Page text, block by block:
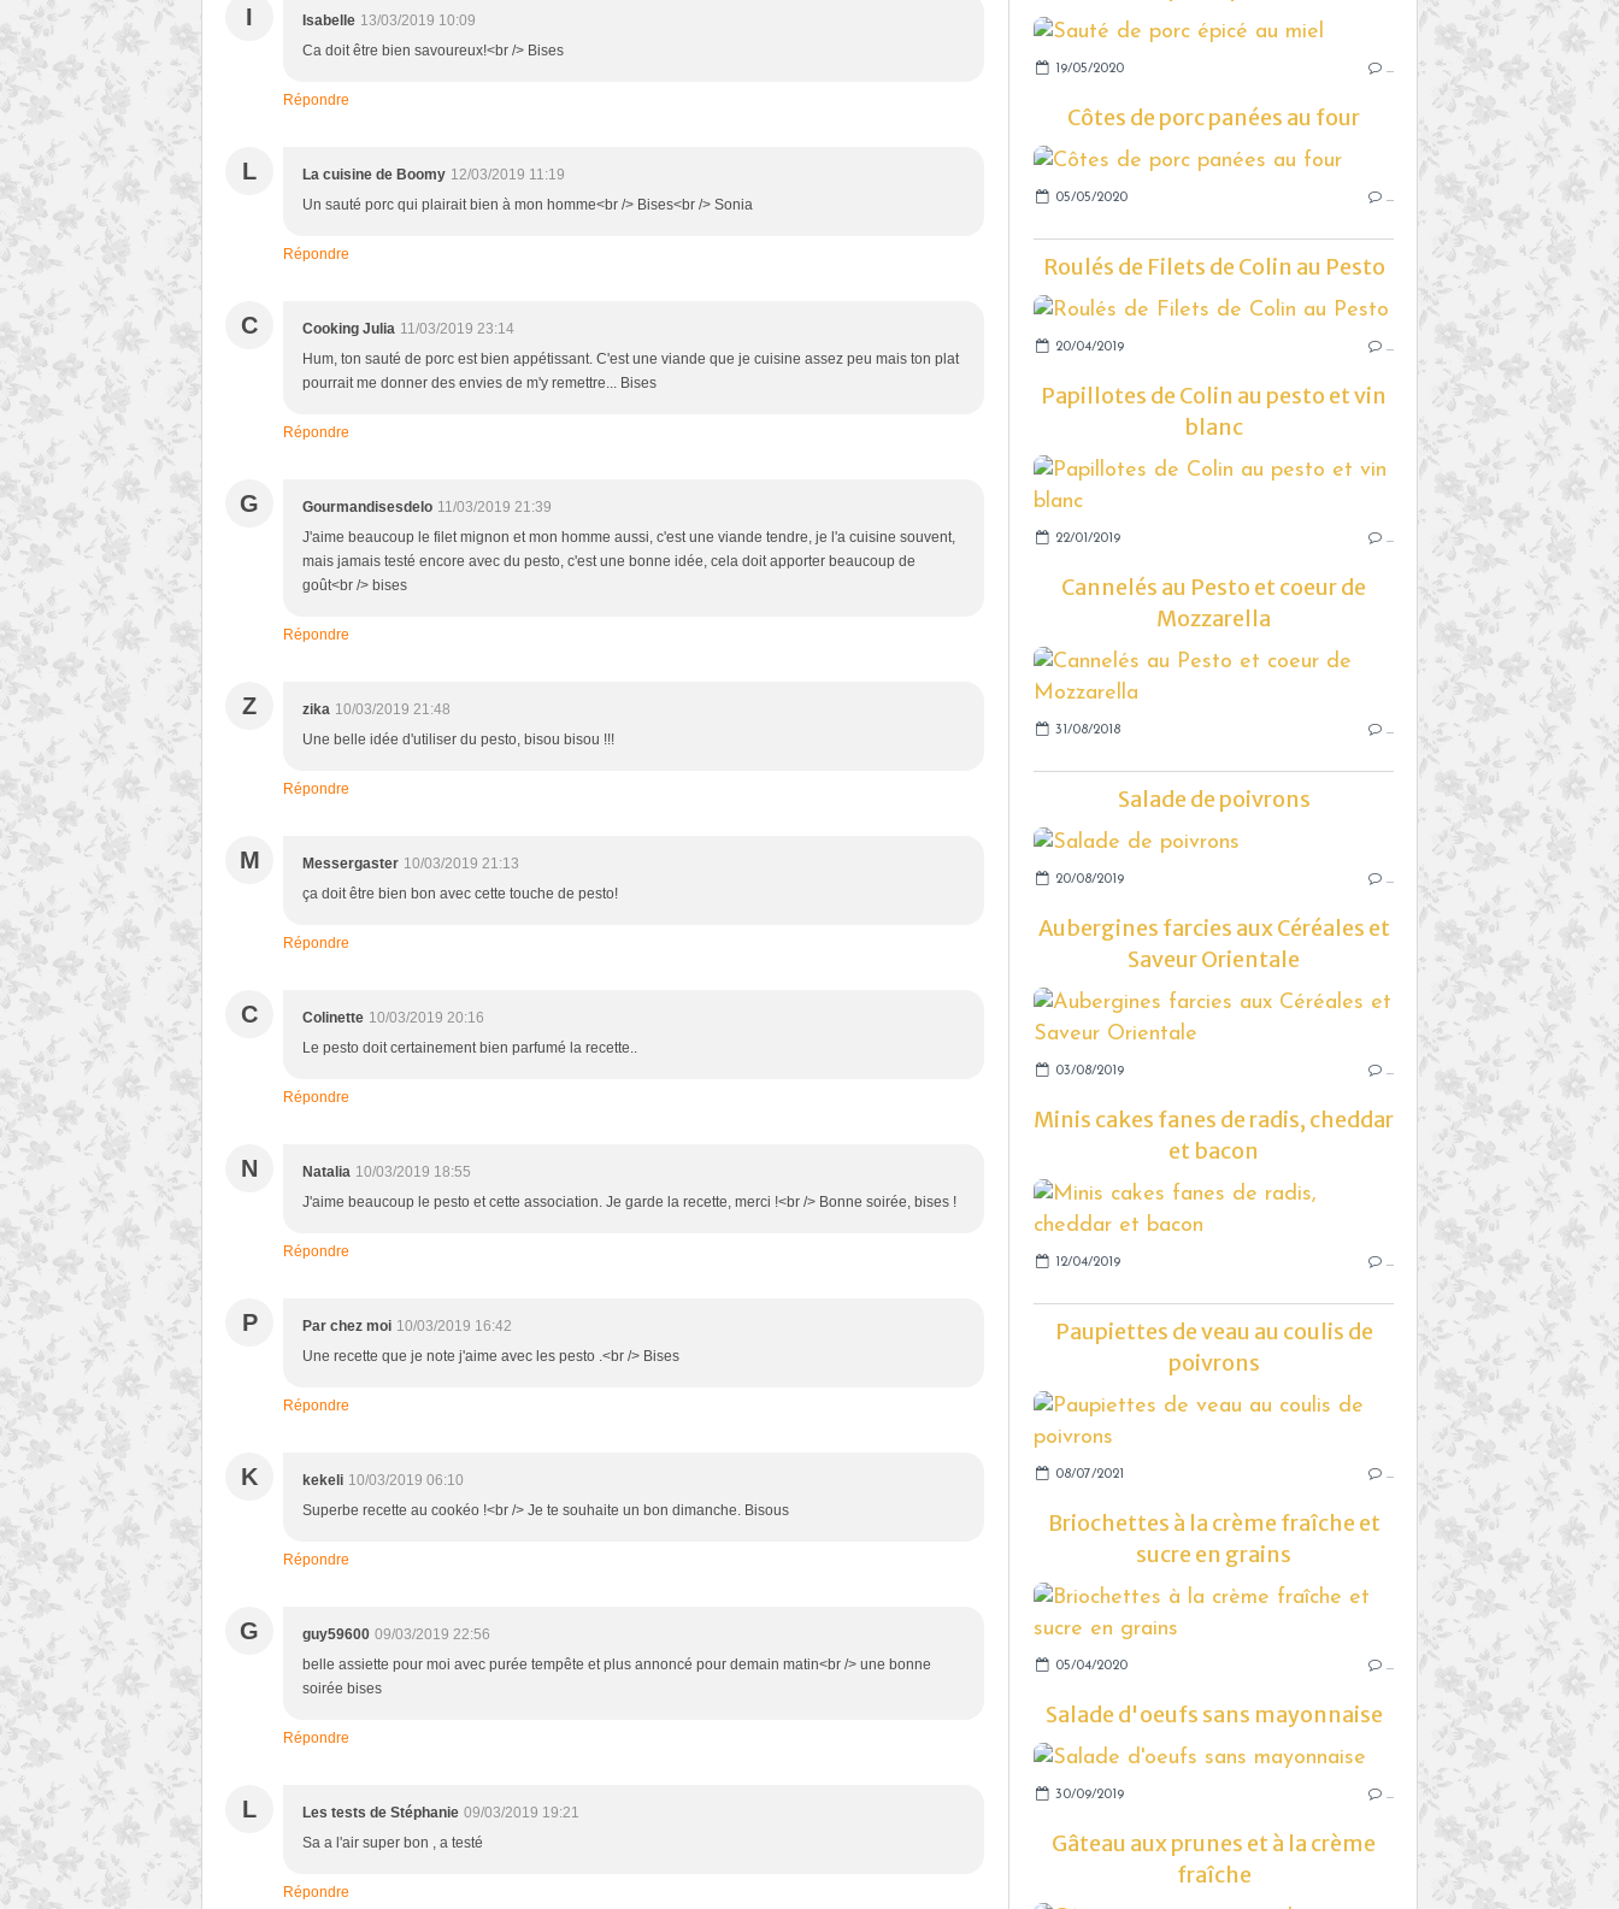
I Isabelle 13/03/2019 10:09
Ca doit être bien savoureux!<br /> Bises
Répondre
L La cuisine de Boomy 12/03/2019 11:19
Un sauté porc qui plairait bien à mon homme<br /> Bises<br /> Sonia
Répondre
C Cooking Julia 11/03/2019 23:14
Hum, ton sauté de porc est bien appétissant. C'est une viande que je cuisine assez peu mais ton plat
pourrait me donner des envies de m'y remettre... Bises
Répondre
G Gourmandisesdelo 11/03/2019 21:39
J'aime beaucoup le filet mignon et mon homme aussi, c'est une viande tendre, je l'a cuisine souvent,
mais jamais testé encore avec du pesto, c'est une bonne idée, cela doit apporter beaucoup de
goût<br /> bises
Répondre
Z zika 10/03/2019 21:48
Une belle idée d'utiliser du pesto, bisou bisou !!!
Répondre
M Messergaster 10/03/2019 21:13
ça doit être bien bon avec cette touche de pesto!
Répondre
C Colinette 10/03/2019 20:16
Le pesto doit certainement bien parfumé la recette..
Répondre
N Natalia 10/03/2019 18:55
J'aime beaucoup le pesto et cette association. Je garde la recette, merci !<br /> Bonne soirée, bises !
Répondre
P Par chez moi 10/03/2019 16:42
Une recette que je note j'aime avec les pesto .<br /> Bises
Répondre
K kekeli 10/03/2019 06:10
Superbe recette au cookéo !<br /> Je te souhaite un bon dimanche. Bisous
Répondre
G guy59600 09/03/2019 22:56
belle assiette pour moi avec purée tempête et plus annoncé pour demain matin<br /> une bonne
soirée bises
Répondre
L Les tests de Stéphanie 09/03/2019 19:21
Sa a l'air super bon , a testé
Répondre
19/05/2020 …
Côtes de porc panées au four
05/05/2020 …
Roulés de Filets de Colin au Pesto
20/04/2019 …
Papillotes de Colin au pesto et vin
blanc
22/01/2019 …
Cannelés au Pesto et coeur de
Mozzarella
31/08/2018 …
Salade de poivrons
20/08/2019 …
Aubergines farcies aux Céréales et
Saveur Orientale
03/08/2019 …
Minis cakes fanes de radis, cheddar
et bacon
12/04/2019 …
Paupiettes de veau au coulis de
poivrons
08/07/2021 …
Briochettes à la crème fraîche et
sucre en grains
05/04/2020 …
Salade d'oeufs sans mayonnaise
30/09/2019 …
Gâteau aux prunes et à la crème
fraîche